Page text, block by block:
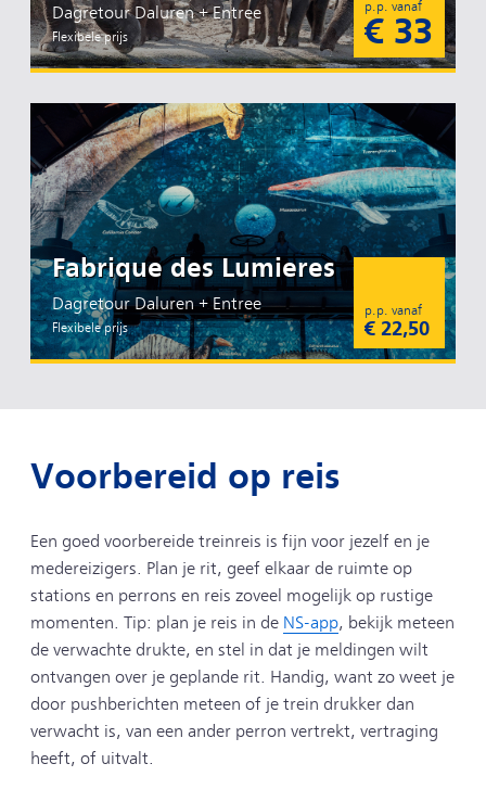
Dagretour Daluren + Entree
Flexibele prijs
p.p. vanaf
€ 33
Fabrique des Lumieres
Dagretour Daluren + Entree
Flexibele prijs
p.p. vanaf
€ 22,50
Voorbereid op reis
Een goed voorbereide treinreis is fijn voor jezelf en je
medereizigers. Plan je rit, geef elkaar de ruimte op
stations en perrons en reis zoveel mogelijk op rustige
momenten. Tip: plan je reis in de NS-app, bekijk meteen
de verwachte drukte, en stel in dat je meldingen wilt
ontvangen over je geplande rit. Handig, want zo weet je
door pushberichten meteen of je trein drukker dan
verwacht is, van een ander perron vertrekt, vertraging
heeft, of uitvalt.